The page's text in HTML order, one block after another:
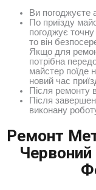
Ви погоджуєте
По приїзду
погоджує
то він
Якщо для
потрібна
майстер поїде
новий час
Після ремонту
Після
виконану
Ремонт
Червоний